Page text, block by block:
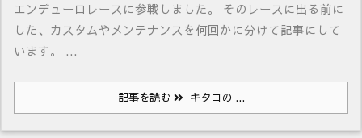
エンデューロレースに参戦しました。 そのレースに出る前に
した、カスタムやメンテナンスを何回かに分けて記事にして
います。 ...
記事を読む キタコの ...